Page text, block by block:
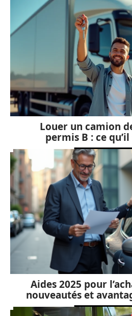
Louer un camion
permis B : ce
Aides 2025 pour
nouveautés et